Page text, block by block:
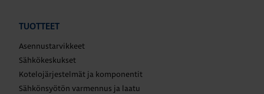
TUOTTEET
Asennustarvikkeet
Sähkökeskukset
Kotelojärjestelmät ja komponentit
Sähkönsyötön varmennus ja laatu